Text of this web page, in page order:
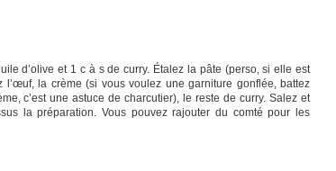
d’olive et 1 c à s de curry. Étalez la pâte (perso, si elle est
la crème (si vous voulez une garniture gonflée, battez
c’est une astuce de charcutier), le reste de curry. Salez et
la préparation. Vous pouvez rajouter du comté pour les